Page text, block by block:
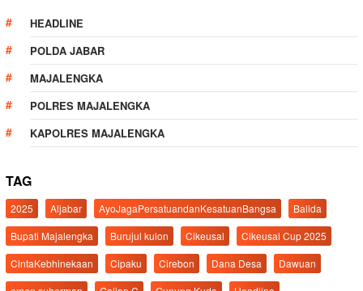
HEADLINE
POLDA JABAR
MAJALENGKA
POLRES MAJALENGKA
KAPOLRES MAJALENGKA
TAG
2025 Aljabar AyoJagaPersatuandanKesatuanBangsa
Balida
Bupati Majalengka
Burujul kulon Cikeusal
Cikeusal Cup 2025
CintaKebhinekaan
Cipaku Cirebon Dana Desa
Dawuan